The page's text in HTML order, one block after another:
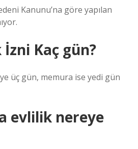
Kanunu’na göre yapılan
Kaç gün?
üç gün, memura ise yedi gün
evlilik nereye